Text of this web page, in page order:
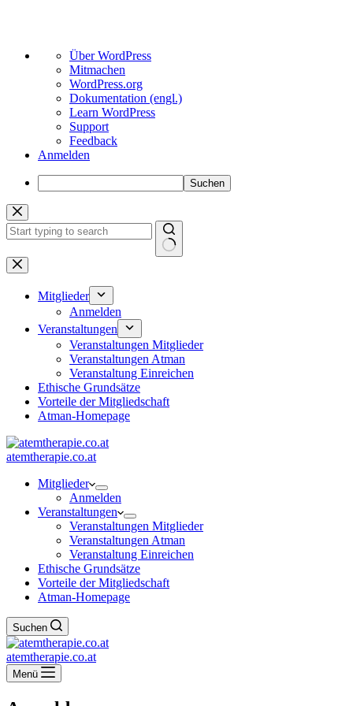
Über
WordPress
Über WordPress
Mitmachen
WordPress.org
Dokumentation (engl.)
Learn WordPress
Support
Feedback
Anmelden
Suchen
Zum
Inhalt
springen
Keine
Ergebnisse
Mitglieder
Anmelden
Veranstaltungen
Veranstaltungen Mitglieder
Veranstaltungen Atman
Veranstaltung Einreichen
Ethische Grundsätze
Vorteile der Mitgliedschaft
Atman-Homepage
atemtherapie.co.at
Mitglieder
Anmelden
Veranstaltungen
Veranstaltungen Mitglieder
Veranstaltungen Atman
Veranstaltung Einreichen
Ethische Grundsätze
Vorteile der Mitgliedschaft
Atman-Homepage
Suchen
atemtherapie.co.at
Menü